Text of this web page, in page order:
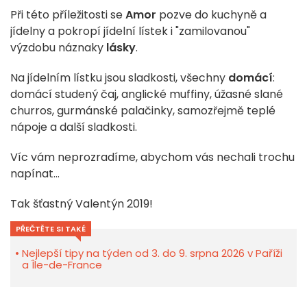
Při této příležitosti seAmor pozve do kuchyně a
jídelny a pokropí jídelní lístek i "zamilovanou"
výzdobu náznaky lásky.
Na jídelním lístku jsou sladkosti, všechny domácí:
domácí studený čaj, anglické muffiny, úžasné slané
churros, gurmánské palačinky, samozřejmě teplé
nápoje a další sladkosti.
Víc vám neprozradíme, abychom vás nechali trochu
napínat...
Tak šťastný Valentýn 2019!
PŘEČTĚTE SI TAKÉ
Nejlepší tipy na týden od 3. do 9. srpna 2026 v Paříži
a Île-de-France